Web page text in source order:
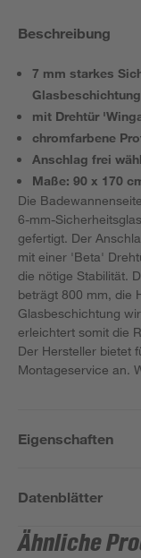
Beschreibung
7 mm starkes
Glasbeschichtung
mit Drehtür
chromfarbene
Anschlag frei
Maße: 90 x 170
Die
6-mm-
gefertigt. Der
mit einer 'Beta'
die nötige Stabilität.
beträgt 800 mm, die
Glasbeschichtung
erleichtert somit die
Der Hersteller bietet
Montageservice an.
Eigenschaften
Datenblätter
Ähnliche